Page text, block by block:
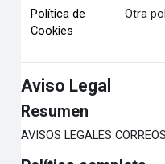
Política de
Cookies
Otra
Aviso Legal
Resumen
AVISOS LEGALES